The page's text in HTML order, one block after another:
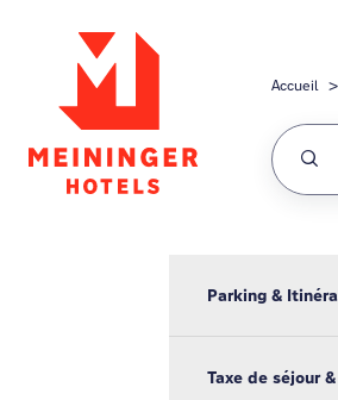
Accueil
Parking &
Taxe de séjour